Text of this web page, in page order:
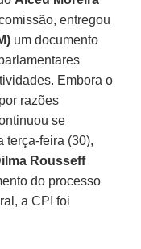
entregou
um documento
Embora o
razões
se
terça-feira (30),
Rousseff
do processo
a CPI foi